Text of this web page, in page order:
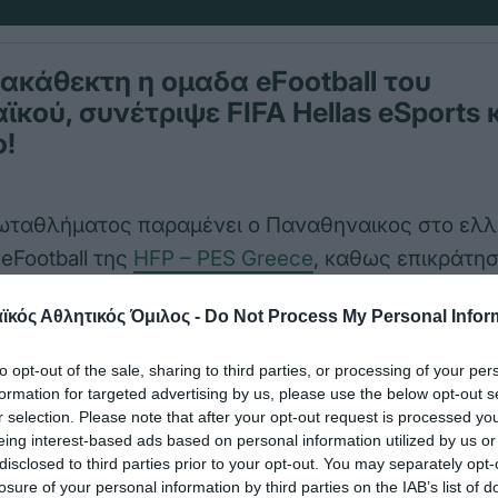
Αθλητικός Όμιλος - Do Not Process My Personal
opt-out of the sale, sharing to third parties, or processing of your
for targeted advertising by us, please use the below opt-out
selection. Please note that after your opt-out request is processed
interest-based ads based on personal information utilized by us
to third parties prior to your opt-out. You may separately
of your personal information by third parties on the IAB’s list of
ακάθεκτη η ομαδα eFootball του
συνέτριψε FIFA Hellas eSports
παραμένει ο Παναθηναικος στο
της HFP – PES Greece, καθως
Ο Παναθηναϊκός προηγείται στην βαθμολογία
θέση η Intrepid Fox με 50.
πρώτο γύρο του πρωταθλήματος σημερα
πρεμιέρα για τον δεύτερο απέναντι στον